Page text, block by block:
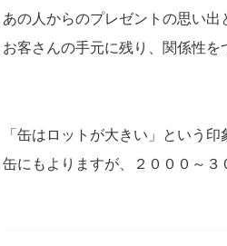
あの人からのプレゼントの思い出
お客さんの手元に残り、関係性を
「缶はロットが大きい」という印
缶にもよりますが、２０００～３